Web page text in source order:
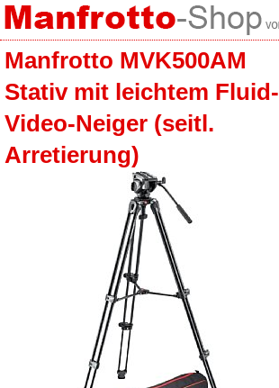
Manfrotto MVK500AM
Stativ mit leichtem Fluid-
Video-Neiger (seitl.
Arretierung)